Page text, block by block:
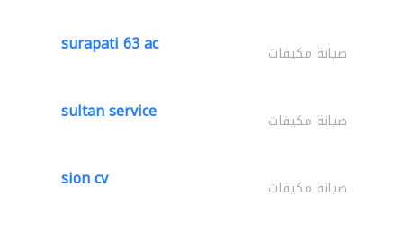
surapati 63 ac صيانة مكيفات
sultan service صيانة مكيفات
sion cv صيانة مكيفات